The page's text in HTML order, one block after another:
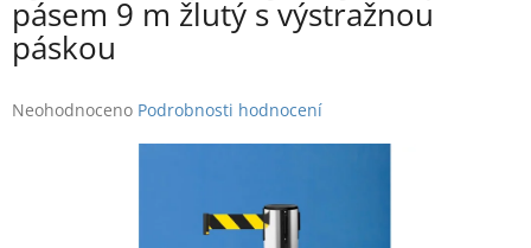
pásem 9 m žlutý s výstražnou
páskou
Průměrné
Neohodnoceno Podrobnosti hodnocení